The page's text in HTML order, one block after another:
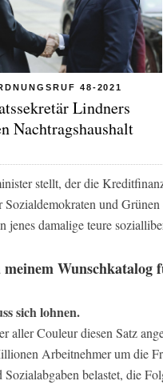
48-2021
Lindners
Nachtragshaushalt
stellt, der die
Sozialdemokraten und
jenes damalige teure
Wunschkatalog
sich lohnen.
aller Couleur diesen Satz
Arbeitnehmer um die
Sozialabgaben belastet, die